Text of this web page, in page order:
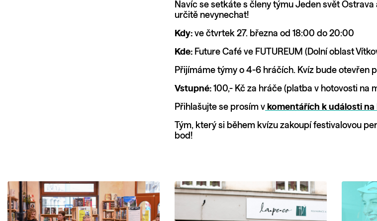
Navíc se setkáte s členy týmu Jeden svět
určitě nevynechat!
Kdy: ve čtvrtek 27. března od 18:00 do 20:00
Kde: Future Café ve FUTUREUM (Dolní oblast
Přijímáme týmy o 4-6 hráčích. Kvíz bude otevřen
Vstupné: 100,- Kč za hráče (platba v hotovosti na
Přihlašujte se prosím v komentářích k události na
Tým, který si během kvízu zakoupí festivalovou
bod!